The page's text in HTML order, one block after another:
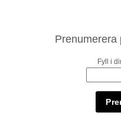
Prenumerera
Fyll i